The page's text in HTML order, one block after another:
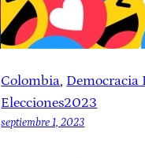
Colombia, Democracia
Elecciones2023
septiembre 1, 2023